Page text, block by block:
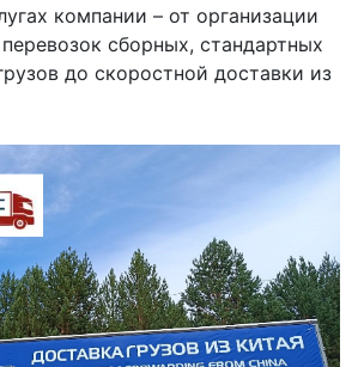
компании – от организации
сборных, стандартных
до скоростной доставки из